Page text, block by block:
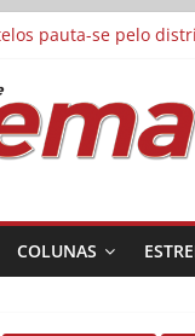
e Gregório
pauta-se pelo
as inscrições para o
abre
COLUNAS